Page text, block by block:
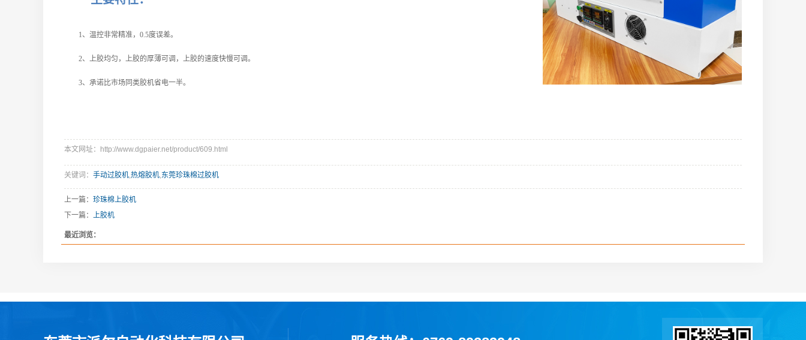
1、温控非常精准，0.5度误差。
2、上胶均匀，上胶的厚薄可调，上胶的速度快慢可调。
3、承诺比市场同类胶机省电一半。
本文网址：http://www.dgpaier.net/product/609.html
关键词： 手动过胶机,热熔胶机,东莞珍珠棉过胶机
上一篇： 珍珠棉上胶机
下一篇： 上胶机
最近浏览：